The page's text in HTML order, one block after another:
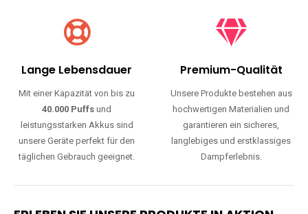
Lange Lebensdauer
Mit einer Kapazität von bis zu
40.000 Puffs und
leistungsstarken Akkus sind
unsere Geräte perfekt für den
täglichen Gebrauch geeignet.
Premium-Qualität
Unsere Produkte bestehen aus
hochwertigen Materialien und
garantieren ein sicheres,
langlebiges und erstklassiges
Dampferlebnis.